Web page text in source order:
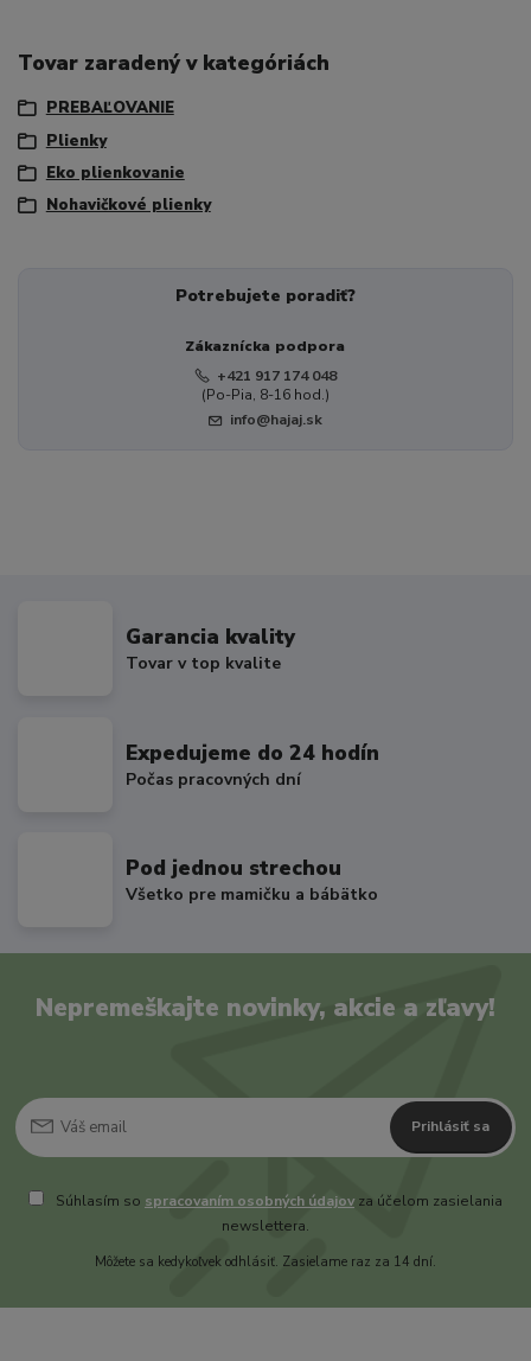
Tovar zaradený v kategóriách
PREBAĽOVANIE
Plienky
Eko plienkovanie
Nohavičkové plienky
Potrebujete poradiť?
Zákaznícka podpora
+421 917 174 048
(Po-Pia, 8-16 hod.)
info@hajaj.sk
Garancia kvality
Tovar v top kvalite
Expedujeme do 24 hodín
Počas pracovných dní
Pod jednou strechou
Všetko pre mamičku a bábätko
Nepremeškajte novinky, akcie a zľavy!
Prihlásiť sa
Súhlasím so spracovaním osobných údajovza účelom zasielania
newslettera.
Môžete sa kedykoľvek odhlásiť. Zasielame raz za 14 dní.